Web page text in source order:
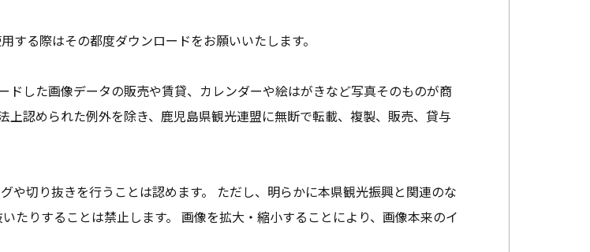
る際はその都度ダウンロードをお願いいたします。
ドした画像データの販売や賃貸、カレンダーや絵はがきなど写真そのものが商
上認められた例外を除き、鹿児島県観光連盟に無断で転載、複製、販売、貸与
切り抜きを行うことは認めます。 ただし、明らかに本県観光振興と関連のな
たりすることは禁止します。 画像を拡大・縮小することにより、画像本来のイ